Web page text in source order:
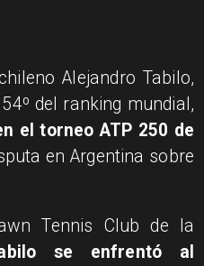
Alejandro Tabilo,
del ranking mundial,
el torneo ATP 250 de
en Argentina sobre
Tennis Club de la
se enfrentó al